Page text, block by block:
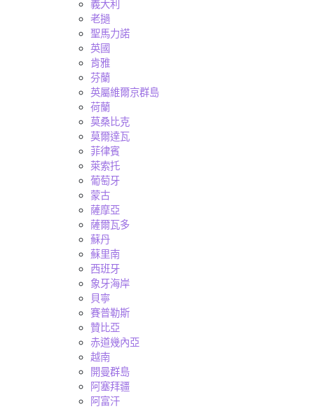
義大利
老撾
聖馬力諾
英國
肯雅
芬蘭
英屬維爾京群島
荷蘭
莫桑比克
莫爾達瓦
菲律賓
萊索托
葡萄牙
蒙古
薩摩亞
薩爾瓦多
蘇丹
蘇里南
西班牙
象牙海岸
貝寧
賽普勒斯
贊比亞
赤道幾內亞
越南
開曼群島
阿塞拜疆
阿富汗